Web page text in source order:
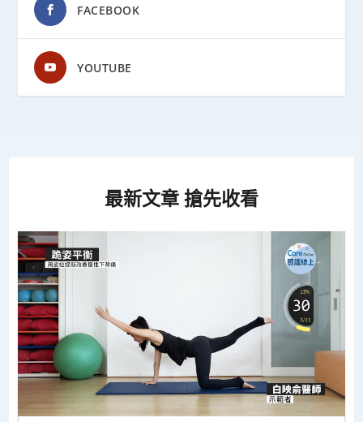
FACEBOOK
YOUTUBE
最新文章 搶先收看